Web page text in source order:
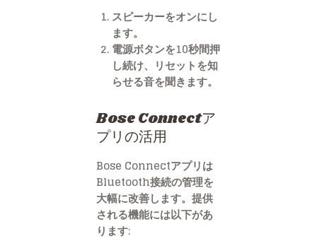
スピーカーをオンにし
ます。
電源ボタンを10秒間押
し続け、リセットを知
らせる音を聞きます。
Bose Connectア
プリの活用
Bose Connectアプリは
Bluetooth接続の管理を
大幅に改善します。提供
される機能には以下があ
ります: